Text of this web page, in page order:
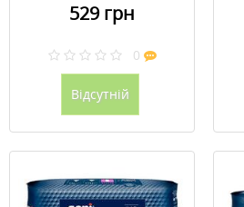
529 грн
0
Відсутній